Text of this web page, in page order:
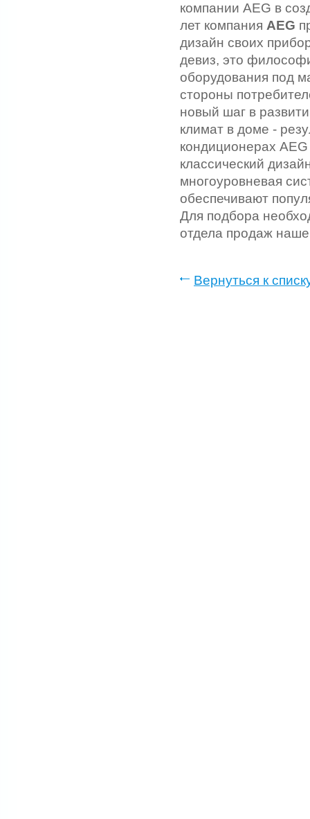
компании AEG в
лет компания AEG
дизайн своих
девиз, это
оборудования под
стороны
новый шаг в
климат в доме -
кондиционерах
классический
многоуровневая
обеспечивают
Для подбора
отдела продаж
Вернуться к